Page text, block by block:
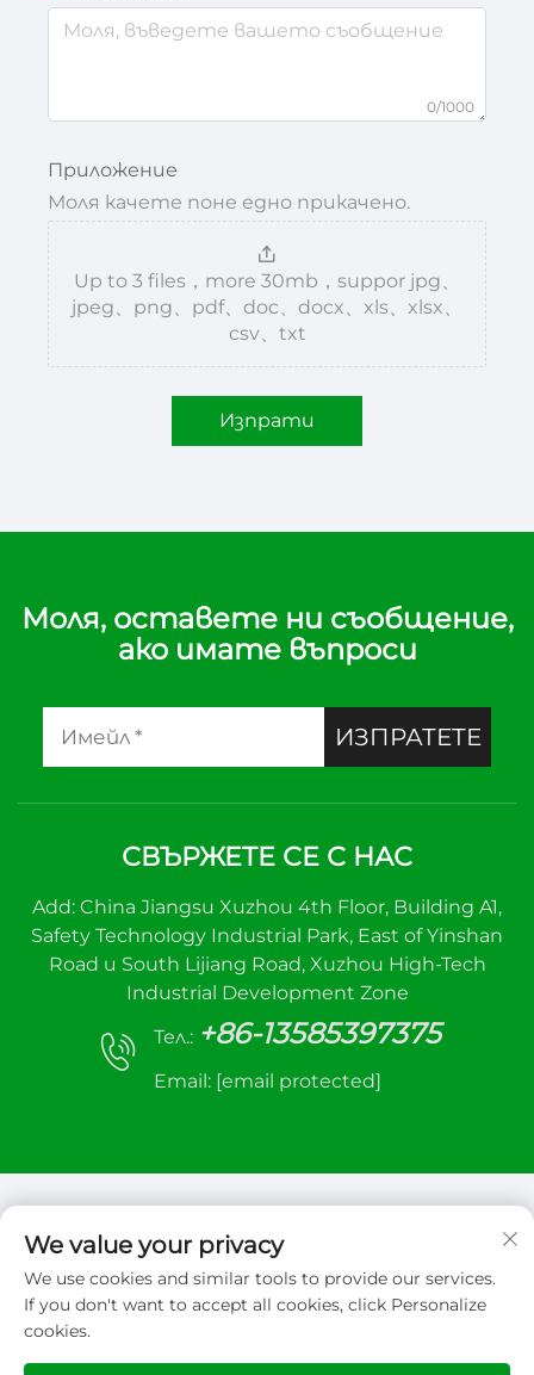
0/1000
Приложение
Моля качете поне едно прикачено.
Up to 3 files，more 30mb，suppor jpg、
jpeg、png、pdf、doc、docx、xls、xlsx、
csv、txt
Изпрати
Моля, оставете ни съобщение,
ако имате въпроси
ИЗПРАТЕТЕ
СВЪРЖЕТЕ СЕ С НАС
Add: China Jiangsu Xuzhou 4th Floor, Building A1,
Safety Technology Industrial Park, East of Yinshan
Road и South Lijiang Road, Xuzhou High-Tech
Industrial Development Zone
Тел.: +86-13585397375
Email: [email protected]
Всички права запазени © 2026 Xuzhou sanhe
automatic control equipment Co.,LTD.
We value your privacy
We use cookies and similar tools to provide our services.
If you don't want to accept all cookies, click Personalize
cookies.